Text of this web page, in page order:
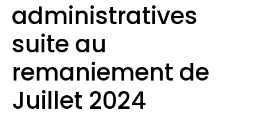
administratives
suite au
remaniement de
Juillet 2024